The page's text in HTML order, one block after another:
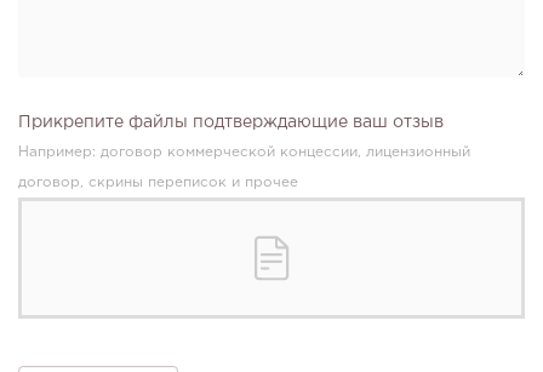
Прикрепите файлы подтверждающие ваш отзыв
Например: договор коммерческой концессии, лицензионный
договор, скрины переписок и прочее